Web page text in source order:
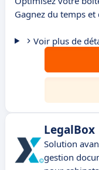
Gagnez du temps
Voir plus de
LegalBox
Solution
gestion